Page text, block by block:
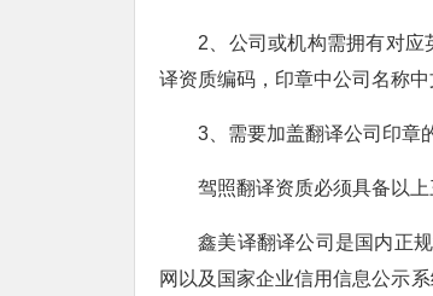
2、公司或机构需拥有对应
译资质编码，印章中公司名称中
3、需要加盖翻译公司印章
驾照翻译资质必须具备以
鑫美译翻译公司是国内正
网以及国家企业信用信息公示